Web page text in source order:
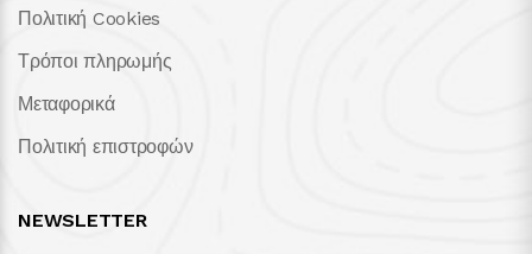
Πολιτική Cookies
Τρόποι πληρωμής
Μεταφορικά
Πολιτική επιστροφών
NEWSLETTER